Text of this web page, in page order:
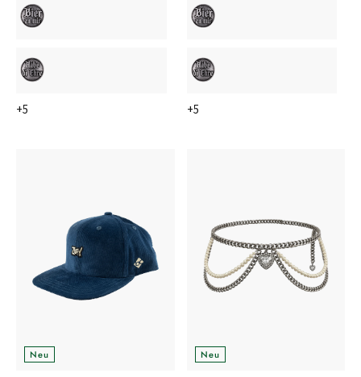
+5 +5
Neu Neu